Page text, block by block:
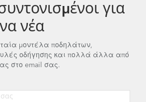
για
νέα
μοντέλα ποδηλάτων,
οδήγησης και πολλά άλλα από
στο email σας.